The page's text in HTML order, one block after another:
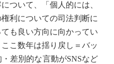
ついて、「個人的には、
利についての司法判断に
も良い方向に向かってい
こ数年は揺り戻し＝バッ
差別的な言動がSNSなど